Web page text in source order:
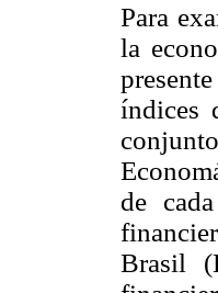
Para
la
índices
de
Brasil